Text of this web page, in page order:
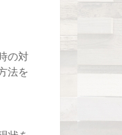
の対
法を